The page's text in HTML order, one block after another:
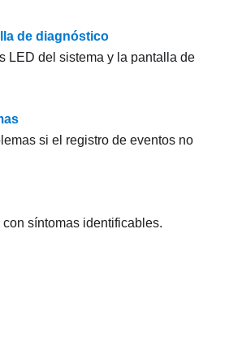
de diagnóstico
LED del sistema y la pantalla de
si el registro de eventos no
síntomas identificables.